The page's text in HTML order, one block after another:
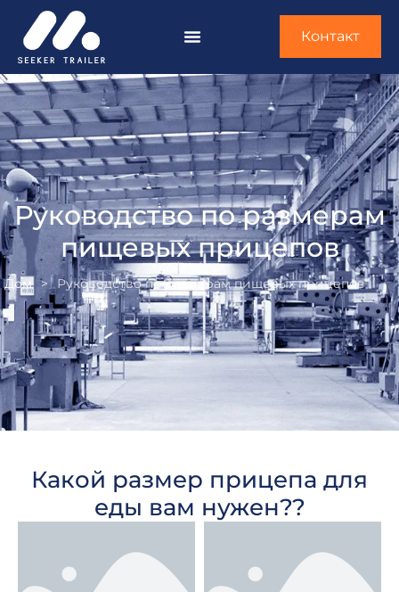
Контакт
Руководство по размерам
пищевых прицепов
Дом > Руководство по размерам пищевых прицепов
Какой размер прицепа для
еды вам нужен??